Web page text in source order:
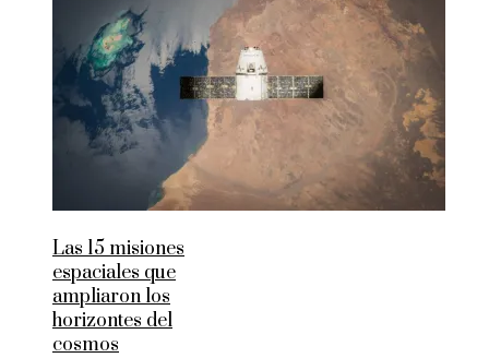
Las 15 misiones
espaciales que
ampliaron los
horizontes del
cosmos